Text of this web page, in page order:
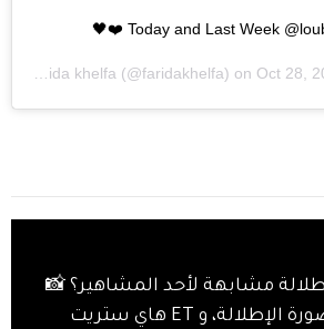
Today and Last Week
Farida khelfa (@faridakhelfa) on Oct 28,
مشابهة لأحد المشاهير؟ 📸
فقط حمّلوا صورة الإطلالة، و ET هاي ستريت